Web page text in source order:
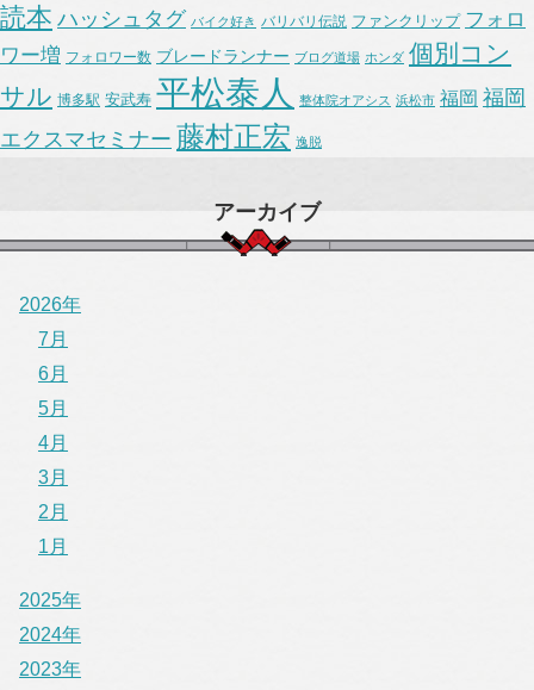
読本 ハッシュタグ バイク好き バリバリ伝説 ファンクリップ フォロ
ワー増 フォロワー数 ブレードランナー ブログ道場 ホンダ 個別コン
サル 博多駅 安武寿 平松泰人 整体院オアシス 浜松市 福岡 福岡
エクスマセミナー 藤村正宏 逸脱
アーカイブ
2026年
7月
6月
5月
4月
3月
2月
1月
2025年
2024年
2023年